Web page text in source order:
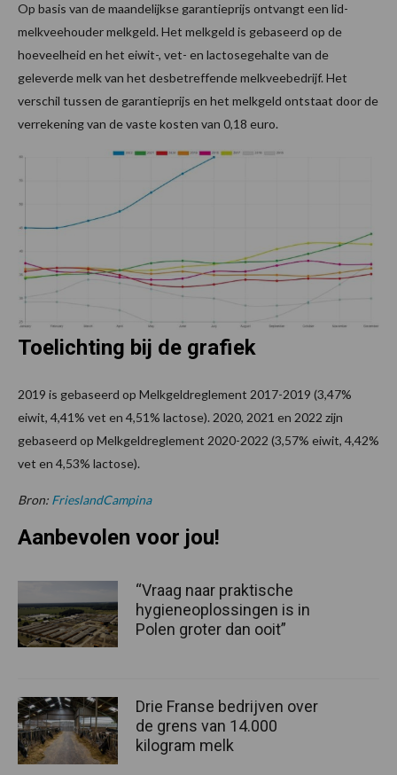
Op basis van de maandelijkse garantieprijs ontvangt een lid-
melkveehouder melkgeld. Het melkgeld is gebaseerd op de
hoeveelheid en het eiwit-, vet- en lactosegehalte van de
geleverde melk van het desbetreffende melkveebedrijf. Het
verschil tussen de garantieprijs en het melkgeld ontstaat door de
verrekening van de vaste kosten van 0,18 euro.
Toelichting bij de grafiek
2019 is gebaseerd op Melkgeldreglement 2017-2019 (3,47%
eiwit, 4,41% vet en 4,51% lactose). 2020, 2021 en 2022 zijn
gebaseerd op Melkgeldreglement 2020-2022 (3,57% eiwit, 4,42%
vet en 4,53% lactose).
Bron: FrieslandCampina
Aanbevolen voor jou!
“Vraag naar praktische
hygieneoplossingen is in
Polen groter dan ooit”
Drie Franse bedrijven over
de grens van 14.000
kilogram melk